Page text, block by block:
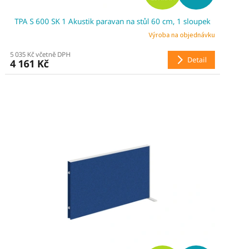
D
A
R
M
TPA S 600 SK 1 Akustik paravan na stůl 60 cm, 1 sloupek
Výroba na objednávku
5 035 Kč včetně DPH
4 161 Kč Detail